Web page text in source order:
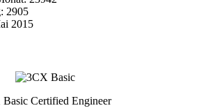
2905
2015
Certified Engineer